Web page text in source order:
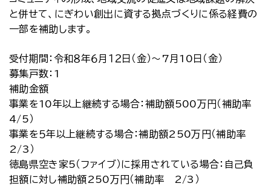
と併せて、にぎわい創出に資する拠点づくりに係る経費の
一部を補助します。
受付期間：令和８年６月１２日（金）～7月10日（金）
募集戸数：1
補助金額
事業を10年以上継続する場合：補助額500万円（補助率
4/5）
事業を５年以上継続する場合：補助額250万円（補助率
2/3）
徳島県空き家5（ファイブ）に採用されている場合：自己負
担額に対し補助額250万円（補助率 2/3）